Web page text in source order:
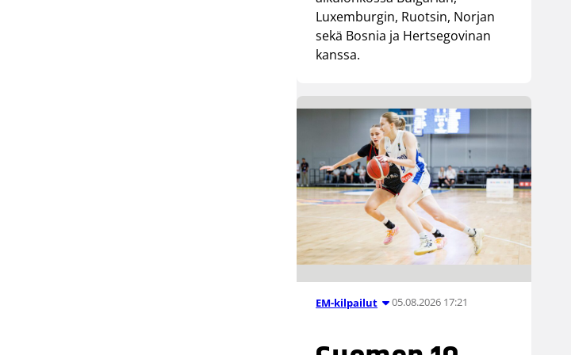
Luxemburgin, Ruotsin, Norjan
sekä Bosnia ja Hertsegovinan
kanssa.
EM-kilpailut 05.08.2026 17:21